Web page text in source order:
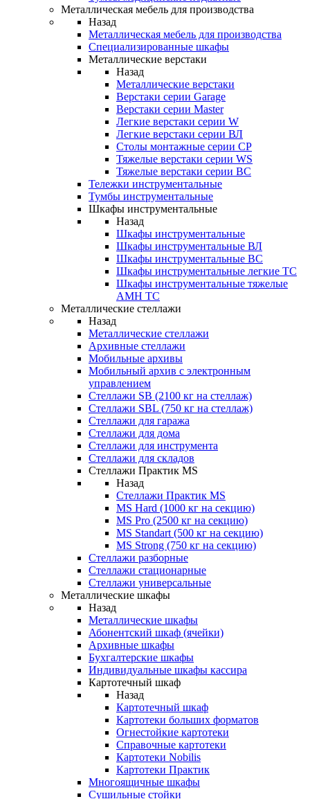
Металлическая мебель для производства
Назад
Металлическая мебель для производства
Cпециализированные шкафы
Металлические верстаки
Назад
Металлические верстаки
Верстаки серии Garage
Верстаки серии Master
Легкие верстаки серии W
Легкие верстаки серии ВЛ
Столы монтажные серии СР
Тяжелые верстаки серии WS
Тяжелые верстаки серии ВС
Тележки инструментальные
Тумбы инструментальные
Шкафы инструментальные
Назад
Шкафы инструментальные
Шкафы инструментальные ВЛ
Шкафы инструментальные ВС
Шкафы инструментальные легкие ТС
Шкафы инструментальные тяжелые
AMH TC
Металлические стеллажи
Назад
Металлические стеллажи
Архивные стеллажи
Мобильные архивы
Мобильный архив с электронным
управлением
Стеллажи SB (2100 кг на стеллаж)
Стеллажи SBL (750 кг на стеллаж)
Стеллажи для гаража
Стеллажи для дома
Стеллажи для инструмента
Стеллажи для складов
Стеллажи Практик MS
Назад
Стеллажи Практик MS
MS Hard (1000 кг на секцию)
MS Pro (2500 кг на секцию)
MS Standart (500 кг на секцию)
MS Strong (750 кг на секцию)
Стеллажи разборные
Стеллажи стационарные
Стеллажи универсальные
Металлические шкафы
Назад
Металлические шкафы
Абонентский шкаф (ячейки)
Архивные шкафы
Бухгалтерские шкафы
Индивидуальные шкафы кассира
Картотечный шкаф
Назад
Картотечный шкаф
Картотеки больших форматов
Огнестойкие картотеки
Справочные картотеки
Картотеки Nobilis
Картотеки Практик
Многоящичные шкафы
Сушильные стойки